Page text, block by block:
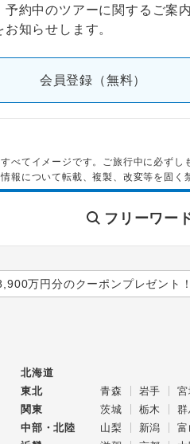
予約中のツアーに関するご案
知らせします。
会員登録（無料）
べてイメージです。ご旅行中に必ずし
報について転載、複製、改変等を固く
フリーワー
万円分のクーポンプレゼント
北海道
東北
青森 岩手 宮
関東
茨城 栃木 群
中部・北陸
山梨 新潟 富